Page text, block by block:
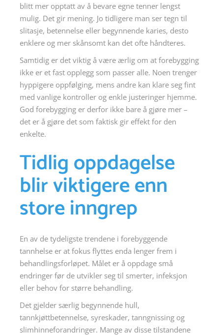
blitt mer opptatt av å bevare egne tenner lengst
mulig. Det gir mening. Jo tidligere man ser tegn til
slitasje, betennelse eller begynnende karies, desto
enklere og mer skånsomt kan det ofte håndteres.
Samtidig er det viktig å være ærlig om at forebygging
ikke er et fast opplegg som passer alle. Noen trenger
hyppigere oppfølging, mens andre kan klare seg fint
med vanlige kontroller og enkle justeringer hjemme.
God forebygging er derfor ikke bare å gjøre mer –
det er å gjøre det som faktisk gir effekt for den
enkelte.
Tidlig oppdagelse
blir viktigere enn
store inngrep
En av de tydeligste trendene i forebyggende
tannhelse er at fokus flyttes enda lenger frem i
behandlingsforløpet. Målet er å oppdage små
endringer før de utvikler seg til smerter, infeksjon
eller behov for større behandling.
Det gjelder særlig begynnende hull,
tannkjøttbetennelse, syreskader, tanngnissing og
slimhinneforandringer. Mange av disse tilstandene